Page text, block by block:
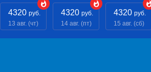
4320 руб.
13 авг. (чт)
4320 руб.
14 авг. (пт)
4320 руб.
15 авг. (сб)